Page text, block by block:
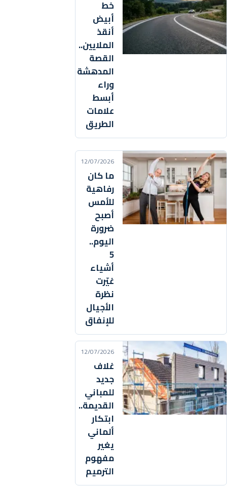
خط
أبيض
أنقذ
الملايين..
القصة
المدهشة
وراء
أبسط
علامات
الطريق
12/07/2026
ما كان
رفاهية
للأمس
أصبح
ضرورة
اليوم..
5
أشياء
غيّرت
نظرة
الأجيال
للإنفاق
12/07/2026
غلاف
جديد
للمباني
القديمة..
ابتكار
ألماني
يغير
مفهوم
الترميم